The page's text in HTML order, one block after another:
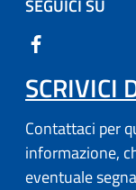
SEGUICI SU
SCRIVICI
Contattaci per
informazione,
eventuale